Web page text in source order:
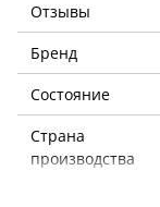
Отзывы
Бренд
Состояние
Страна
производства